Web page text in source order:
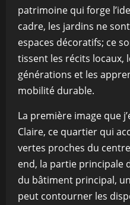
patrimoine qui forge
cadre, les jardins ne
espaces décoratifs; ce
tissent les récits locaux,
générations et les
mobilité durable.
La première image que
Claire, ce quartier qui
vertes proches du
end, la partie principale
du bâtiment principal,
peut contourner les